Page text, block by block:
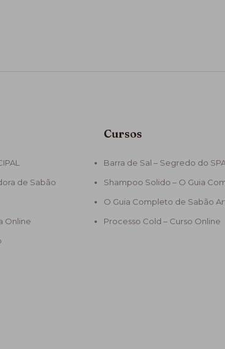
de Sabão
Online
Cursos
Barra de Sal – Segredo do
Shampoo Solido – O Guia
O Guia Completo de Sabão
Processo Cold – Curso Online